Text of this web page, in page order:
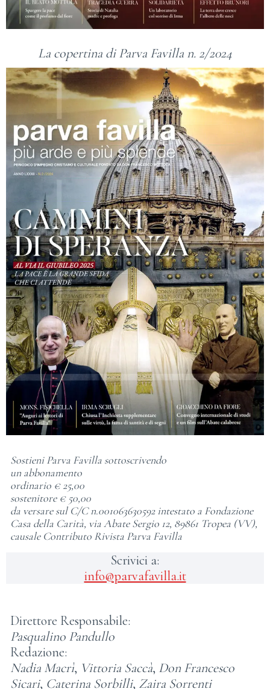
La copertina di Parva Favilla n. 2/2024
Sostieni Parva Favilla sottoscrivendo
un abbonamento
ordinario € 25,00
sostenitore € 50,00
da versare sul C/C n.001063630592 intestato a Fondazione
Casa della Carità, via Abate Sergio 12, 89861 Tropea (VV),
causale Contributo Rivista Parva Favilla
Scrivici a:
info@parvafavilla.it
Direttore Responsabile:
Pasqualino Pandullo
Redazione:
Nadia Macrì, Vittoria Saccà, Don Francesco
Sicari, Caterina Sorbilli, Zaira Sorrenti